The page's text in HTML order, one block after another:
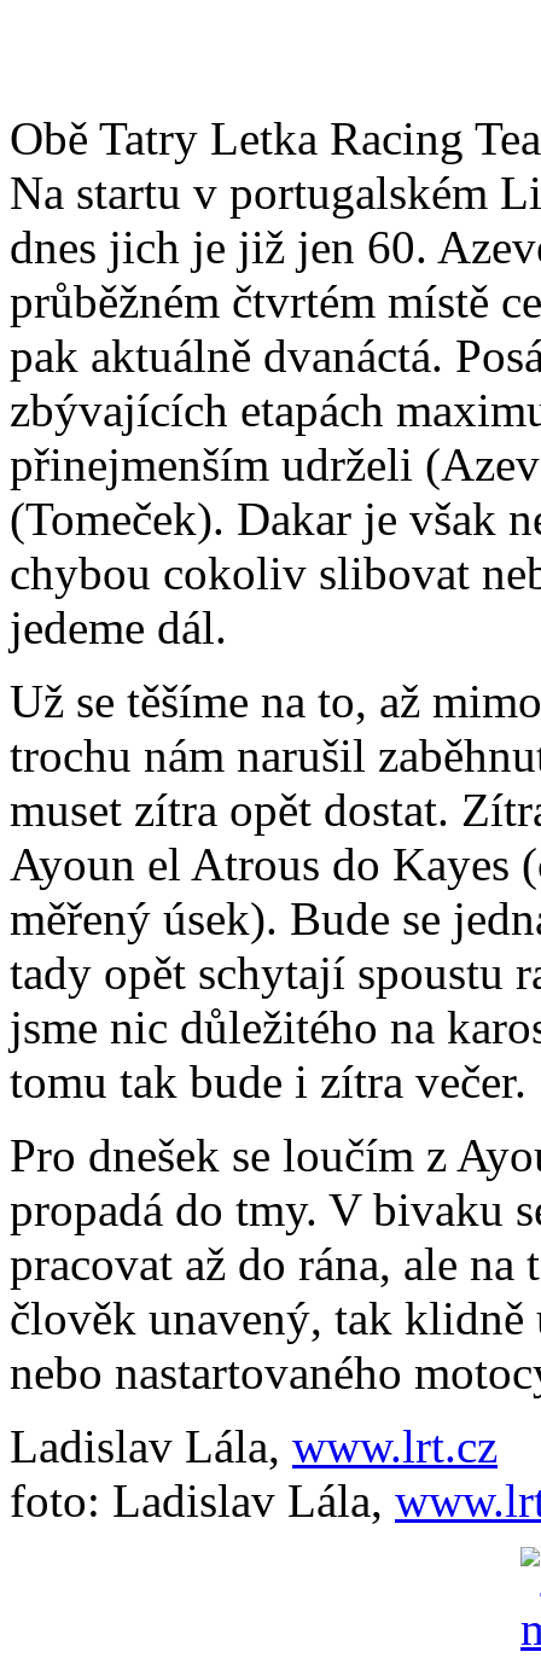
Obě Tatry Letka Racing
Na startu v portugalském
dnes jich je již jen 60.
průběžném čtvrtém místě
pak aktuálně dvanáctá.
zbývajících etapách
přinejmenším udrželi
(Tomeček). Dakar je však
chybou cokoliv slibovat
jedeme dál.
Už se těšíme na to, až
trochu nám narušil
muset zítra opět dostat.
Ayoun el Atrous do Kayes
měřený úsek). Bude se
tady opět schytají spoustu
jsme nic důležitého na
tomu tak bude i zítra večer.
Pro dnešek se loučím z
propadá do tmy. V bivaku
pracovat až do rána, ale
člověk unavený, tak klidně
nebo nastartovaného
Ladislav Lála, www.lrt.cz
foto: Ladislav Lála,